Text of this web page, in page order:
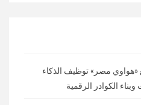
«هواوي مصر» توظيف الذكاء
الكوادر الرقمية